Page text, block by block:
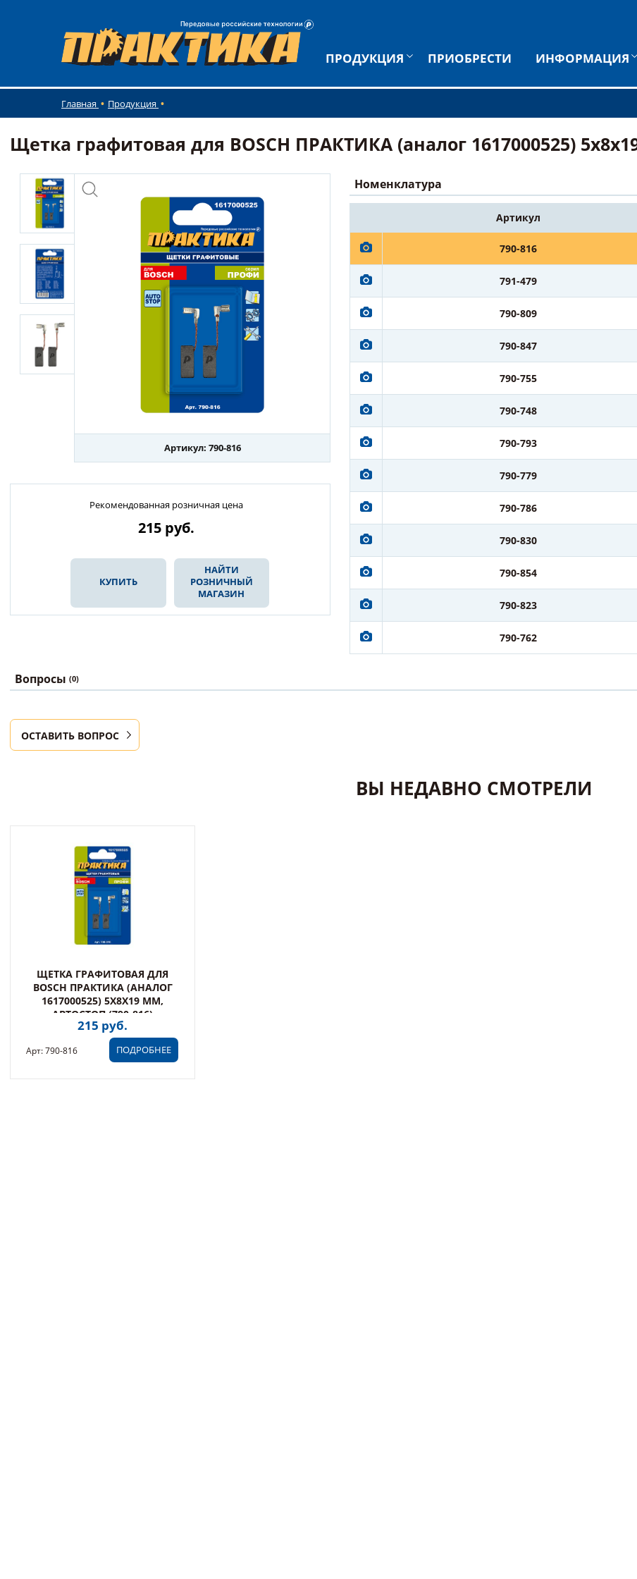
ПРОДУКЦИЯ ПРИОБРЕСТИ ИНФОРМАЦИЯ
Главная Продукция
Щетка графитовая для BOSCH ПРАКТИКА (аналог 1617000525)
Артикул: 790-816
Рекомендованная розничная цена
215 руб.
КУПИТЬ
НАЙТИ
РОЗНИЧНЫЙ
МАГАЗИН
Номенклатура
Артикул
790-816
791-479
790-809
790-847
790-755
790-748
790-793
790-779
790-786
790-830
790-854
790-823
790-762
Вопросы (0)
ОСТАВИТЬ ВОПРОС
ВЫ НЕДАВНО СМОТРЕЛИ
ЩЕТКА ГРАФИТОВАЯ ДЛЯ
BOSCH ПРАКТИКА (АНАЛОГ
1617000525) 5X8X19 ММ,
АВТОСТОП (790-816)
215 руб.
ПОДРОБНЕЕ
Арт: 790-816